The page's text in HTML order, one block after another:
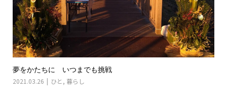
夢をかたちに いつまでも挑戦
2021.03.26 ひと , 暮らし